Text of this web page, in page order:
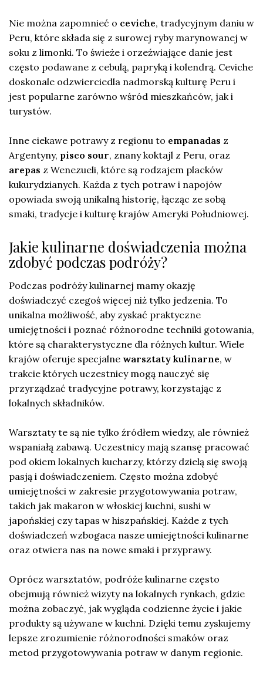
Nie można zapomnieć o ceviche, tradycyjnym daniu w
Peru, które składa się z surowej ryby marynowanej w
soku z limonki. To świeże i orzeźwiające danie jest
często podawane z cebulą, papryką i kolendrą. Ceviche
doskonale odzwierciedla nadmorską kulturę Peru i
jest popularne zarówno wśród mieszkańców, jak i
turystów.
Inne ciekawe potrawy z regionu to empanadas z
Argentyny, pisco sour, znany koktajl z Peru, oraz
arepas z Wenezueli, które są rodzajem placków
kukurydzianych. Każda z tych potraw i napojów
opowiada swoją unikalną historię, łącząc ze sobą
smaki, tradycje i kulturę krajów Ameryki Południowej.
Jakie kulinarne doświadczenia można
zdobyć podczas podróży?
Podczas podróży kulinarnej mamy okazję
doświadczyć czegoś więcej niż tylko jedzenia. To
unikalna możliwość, aby zyskać praktyczne
umiejętności i poznać różnorodne techniki gotowania,
które są charakterystyczne dla różnych kultur. Wiele
krajów oferuje specjalne warsztaty kulinarne, w
trakcie których uczestnicy mogą nauczyć się
przyrządzać tradycyjne potrawy, korzystając z
lokalnych składników.
Warsztaty te są nie tylko źródłem wiedzy, ale również
wspaniałą zabawą. Uczestnicy mają szansę pracować
pod okiem lokalnych kucharzy, którzy dzielą się swoją
pasją i doświadczeniem. Często można zdobyć
umiejętności w zakresie przygotowywania potraw,
takich jak makaron w włoskiej kuchni, sushi w
japońskiej czy tapas w hiszpańskiej. Każde z tych
doświadczeń wzbogaca nasze umiejętności kulinarne
oraz otwiera nas na nowe smaki i przyprawy.
Oprócz warsztatów, podróże kulinarne często
obejmują również wizyty na lokalnych rynkach, gdzie
można zobaczyć, jak wygląda codzienne życie i jakie
produkty są używane w kuchni. Dzięki temu zyskujemy
lepsze zrozumienie różnorodności smaków oraz
metod przygotowywania potraw w danym regionie.